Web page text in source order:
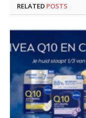
RELATED POSTS